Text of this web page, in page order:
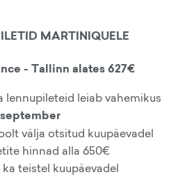
MARTINIQUELE
- Tallinn alates 627€
lennupileteid leiab vahemikus
välja otsitud kuupäevadel
hinnad alla 650€
teistel kuupäevadel